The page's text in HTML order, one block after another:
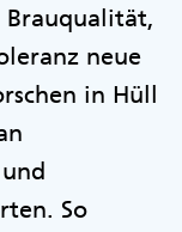
neue
in Hüll
So